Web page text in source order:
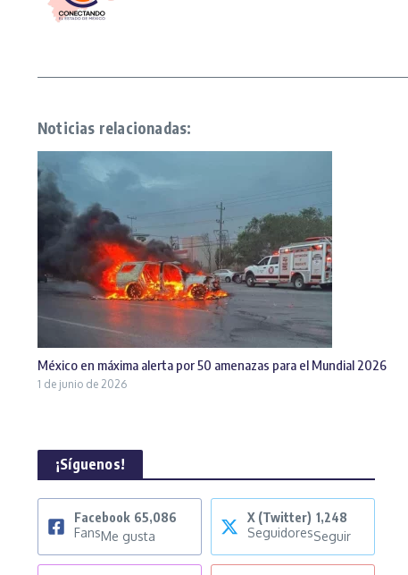
Noticias relacionadas:
México en máxima alerta por 50 amenazas para el Mundial 2026
1 de junio de 2026
¡Síguenos!
Facebook 65,086
FansMe gusta
X (Twitter) 1,248
SeguidoresSeguir